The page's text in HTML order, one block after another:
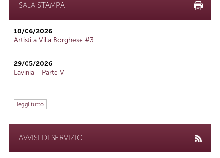
SALA STAMPA
10/06/2026
Artisti a Villa Borghese #3
29/05/2026
Lavinia - Parte V
leggi tutto
AVVISI DI SERVIZIO